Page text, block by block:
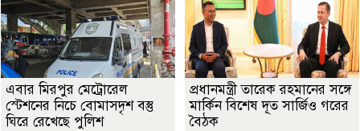
এবার মিরপুর মেট্রোরেল
স্টেশনের নিচে বোমাসদৃশ বস্তু
ঘিরে রেখেছে পুলিশ
প্রধানমন্ত্রী তারেক রহমানের সঙ্গে
মার্কিন বিশেষ দূত সার্জিও গরের
বৈঠক